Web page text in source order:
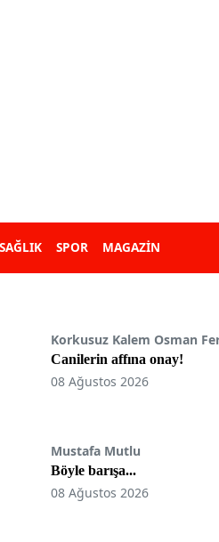
SAĞLIK SPOR MAGAZİN
Korkusuz Kalem Osman
Canilerin affına onay!
08 Ağustos 2026
Mustafa Mutlu
Böyle barışa...
08 Ağustos 2026